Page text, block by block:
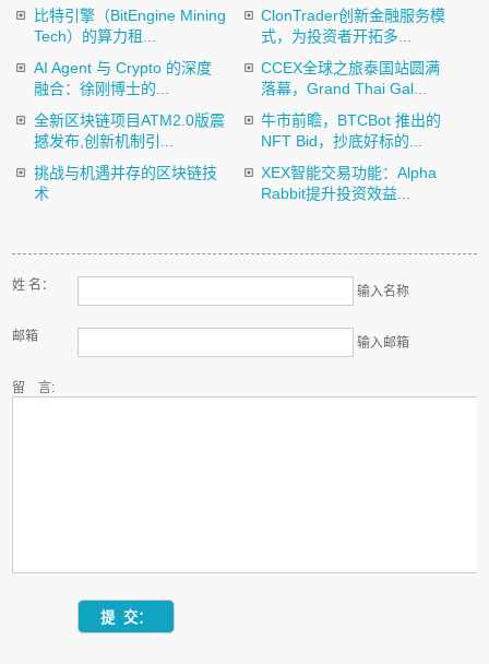
比特引擎（BitEngine Mining
Tech）的算力租...
ClonTrader创新金融服务模
式，为投资者开拓多...
AI Agent 与 Crypto 的深度
融合：徐刚博士的...
CCEX全球之旅泰国站圆满
落幕，Grand Thai Gal...
全新区块链项目ATM2.0版震
撼发布,创新机制引...
牛市前瞻，BTCBot 推出的
NFT Bid，抄底好标的...
挑战与机遇并存的区块链技
术
XEX智能交易功能：Alpha
Rabbit提升投资效益...
姓 名： 输入名称
邮箱 输入邮箱
留 言: